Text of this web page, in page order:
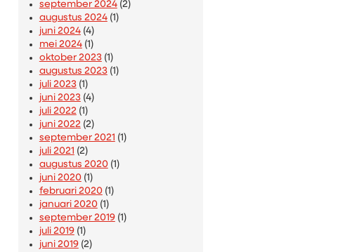
september 2024(2)
augustus 2024(1)
juni 2024(4)
mei 2024(1)
oktober 2023(1)
augustus 2023(1)
juli 2023(1)
juni 2023(4)
juli 2022(1)
juni 2022(2)
september 2021 (1)
juli 2021 (2)
augustus 2020(1)
juni 2020(1)
februari 2020(1)
januari 2020(1)
september 2019(1)
juli 2019(1)
juni 2019(2)